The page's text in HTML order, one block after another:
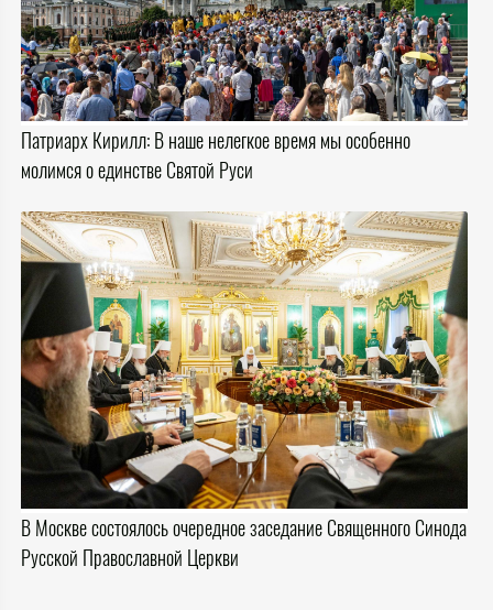
Патриарх Кирилл: В наше нелегкое время мы особенно
молимся о единстве Святой Руси
В Москве состоялось очередное заседание Священного Синода
Русской Православной Церкви